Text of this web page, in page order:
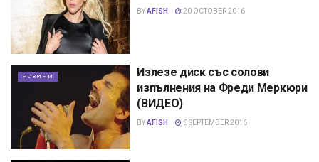
BYAFISH 20 OCTOBER 2016
НОВИНИ
Излезе диск със солови
изпълнения на Фреди Меркюри
(ВИДЕО)
BYAFISH 6 SEPTEMBER 2016